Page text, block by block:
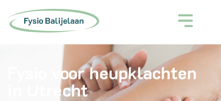
Fysio voor heupklachten
in Utrecht